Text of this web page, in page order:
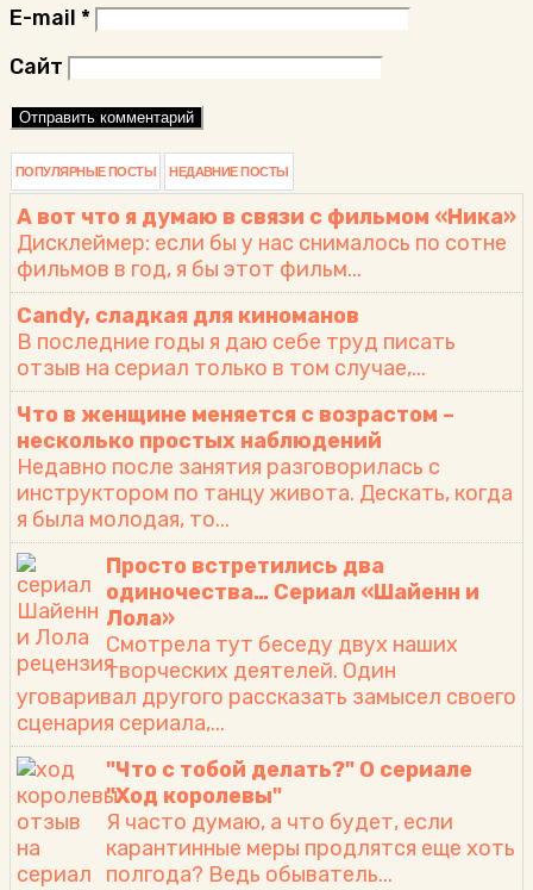
E-mail *
Сайт
ПОПУЛЯРНЫЕ ПОСТЫ НЕДАВНИЕ ПОСТЫ
А вот что я думаю в связи с фильмом «Ника»
Дисклеймер: если бы у нас снималось по сотне
фильмов в год, я бы этот фильм...
Candy, сладкая для киноманов
В последние годы я даю себе труд писать
отзыв на сериал только в том случае,...
Что в женщине меняется с возрастом –
несколько простых наблюдений
Недавно после занятия разговорилась с
инструктором по танцу живота. Дескать, когда
я была молодая, то...
Просто встретились два
одиночества… Сериал «Шайенн и
Лола»
Смотрела тут беседу двух наших
творческих деятелей. Один
уговаривал другого рассказать замысел своего
сценария сериала,...
"Что с тобой делать?" О сериале
"Ход королевы"
Я часто думаю, а что будет, если
карантинные меры продлятся еще хоть
полгода? Ведь обыватель...